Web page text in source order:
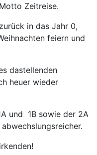
Zeitreise.
in das Jahr 0,
feiern und
dastellenden
heuer wieder
und 1B sowie der 2A